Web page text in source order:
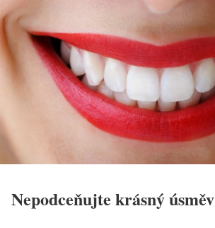
Nepodceňujte krásný úsměv